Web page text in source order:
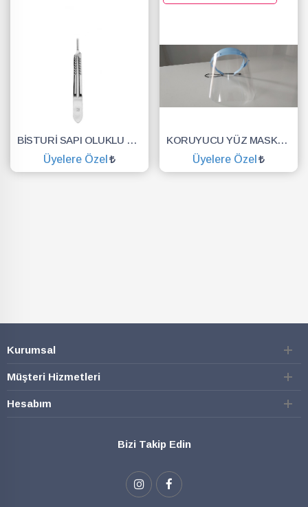
BİSTURİ SAPI OLUKLU NO.3
Üyelere Özel
KORUYUCU YÜZ MASKESİ SİPERLİK.YÜZ KALKANI.DENTAL MASKE
Üyelere Özel
Kurumsal
Müşteri Hizmetleri
Hesabım
Bizi Takip Edin